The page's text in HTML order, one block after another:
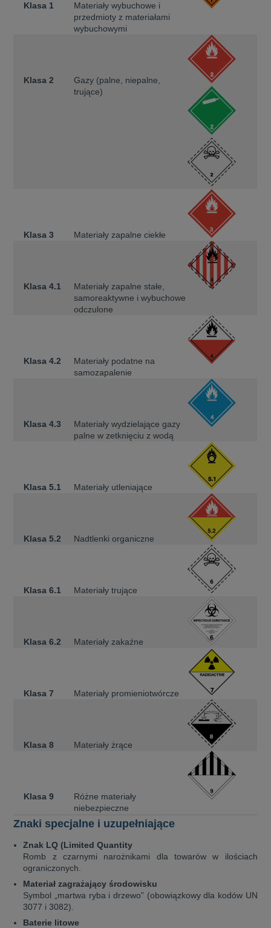
Klasa 1
Materiały wybuchowe i
przedmioty z materiałami
wybuchowymi
Klasa 2
Gazy (palne, niepalne,
trujące)
Klasa 3 Materiały zapalne ciekłe
Klasa 4.1
Materiały zapalne stałe,
samoreaktywne i wybuchowe
odczulone
Klasa 4.2
Materiały podatne na
samozapalenie
Klasa 4.3
Materiały wydzielające gazy
palne w zetknięciu z wodą
Klasa 5.1 Materiały utleniające
Klasa 5.2 Nadtlenki organiczne
Klasa 6.1 Materiały trujące
Klasa 6.2 Materiały zakaźne
Klasa 7 Materiały promieniotwórcze
Klasa 8 Materiały żrące
Klasa 9
Różne materiały
niebezpieczne
Znaki specjalne i uzupełniające
Znak LQ (Limited Quantity
Romb z czarnymi narożnikami dla towarów w ilościach
ograniczonych.
Materiał zagrażający środowisku
Symbol „martwa ryba i drzewo” (obowiązkowy dla kodów UN
3077 i 3082).
Baterie litowe